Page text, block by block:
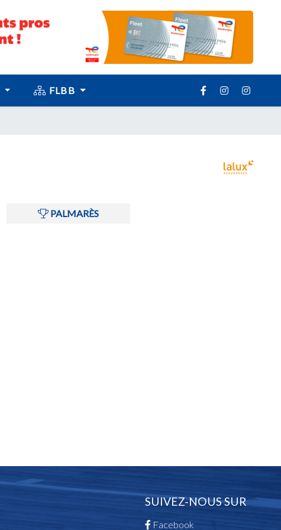
FLBB
PALMARÈS
SUIVEZ-NOUS SUR
Facebook